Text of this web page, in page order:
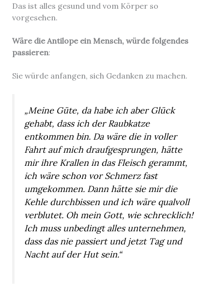
Das ist alles gesund und vom Körper so
vorgesehen.
Wäre die Antilope ein Mensch, würde folgendes
passieren:
Sie würde anfangen, sich Gedanken zu machen.
„Meine Güte, da habe ich aber Glück
gehabt, dass ich der Raubkatze
entkommen bin. Da wäre die in voller
Fahrt auf mich draufgesprungen, hätte
mir ihre Krallen in das Fleisch gerammt,
ich wäre schon vor Schmerz fast
umgekommen. Dann hätte sie mir die
Kehle durchbissen und ich wäre qualvoll
verblutet. Oh mein Gott, wie schrecklich!
Ich muss unbedingt alles unternehmen,
dass das nie passiert und jetzt Tag und
Nacht auf der Hut sein.“